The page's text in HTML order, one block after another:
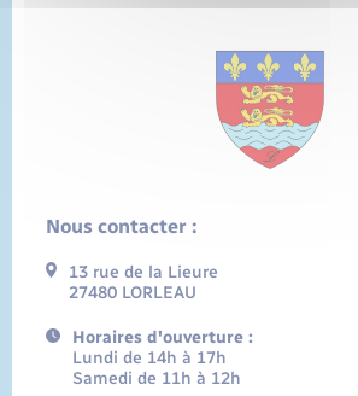
Nous contacter :
13 rue de la Lieure
27480 LORLEAU
Horaires d'ouverture :
Lundi de 14h à 17h
Samedi de 11h à 12h